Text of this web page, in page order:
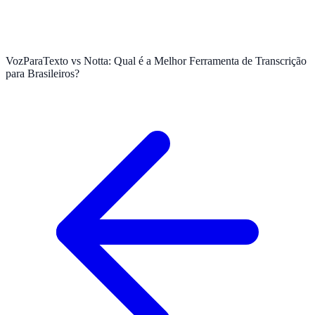
VozParaTexto vs Notta: Qual é a Melhor Ferramenta de Transcrição
para Brasileiros?